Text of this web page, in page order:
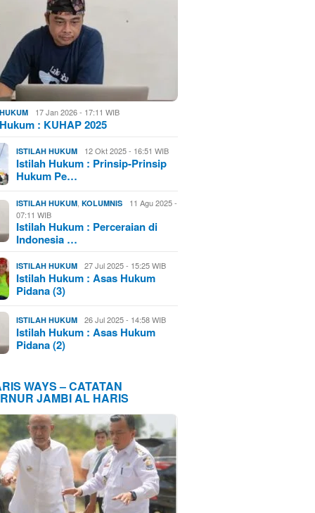
17 Jan 2026 - 17:11 WIB
: KUHAP 2025
ISTILAH HUKUM 12 Okt 2025 - 16:51 WIB
Istilah Hukum : Prinsip-Prinsip
Hukum Pe…
ISTILAH HUKUM ,KOLUMNIS
11 Agu 2025 -
07:11 WIB
Istilah Hukum : Perceraian di
Indonesia …
ISTILAH HUKUM 27 Jul 2025 - 15:25 WIB
Istilah Hukum : Asas Hukum
Pidana (3)
ISTILAH HUKUM 26 Jul 2025 - 14:58 WIB
Istilah Hukum : Asas Hukum
Pidana (2)
WAYS – CATATAN
JAMBI AL HARIS